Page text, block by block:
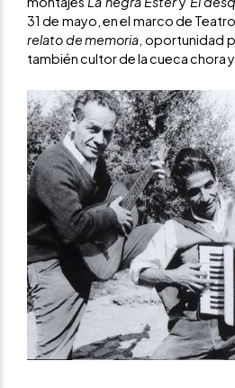
31 de mayo, en el marco de
relato de memoria , oportunidad
también cultor de la cueca chora y